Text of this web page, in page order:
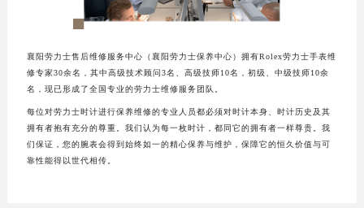
襄阳劳力士售后维修服务中心（襄阳劳力士保养中心）拥有Rolex劳力士手表维
修专家30余名，其中高级技术顾问3名、高级技师10名，初级、中级技师10余
名，现已形成了全国专业的劳力士维修服务团队。
每位对劳力士时计进行保养维修的专业人员都必须对时计本身、时计历史及其
拥有者抱有充分的尊重。我们认为每一枚时计，都同它的拥有者一样尊贵。我
们保证，您的腕表会得到始终如一的精心保养与维护，保障它的恒久价值与可
靠性能得以世代相传。